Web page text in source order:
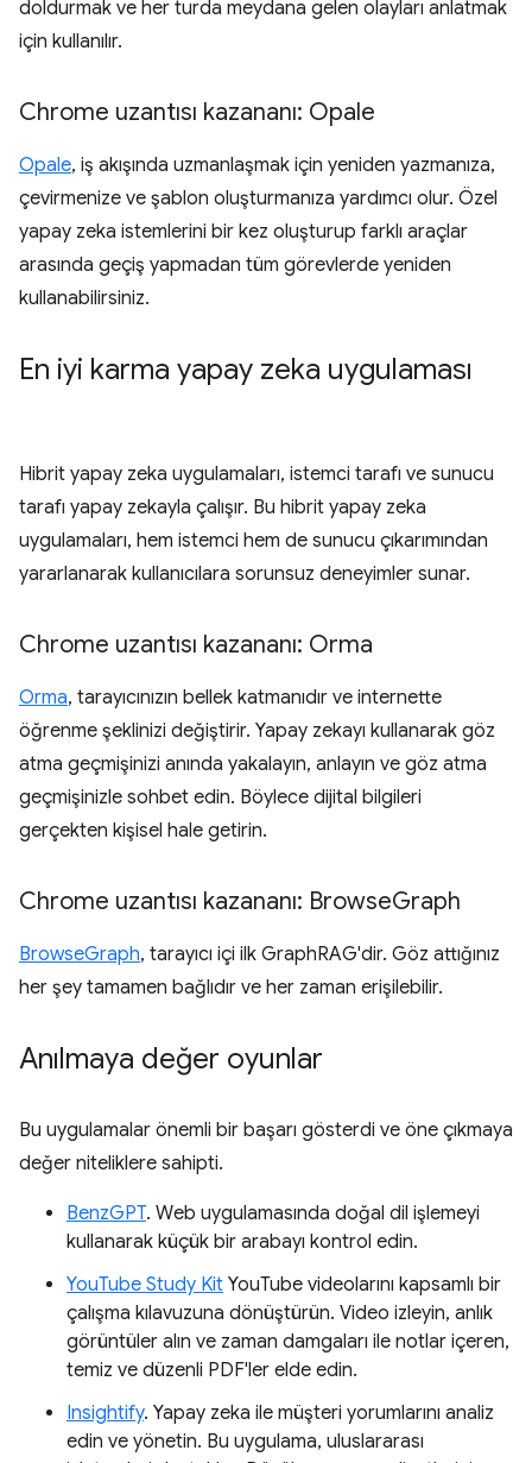
doldurmak ve her turda meydana gelen olayları anlatmak
için kullanılır.
Chrome uzantısı kazananı: Opale
Opale, iş akışında uzmanlaşmak için yeniden yazmanıza,
çevirmenize ve şablon oluşturmanıza yardımcı olur. Özel
yapay zeka istemlerini bir kez oluşturup farklı araçlar
arasında geçiş yapmadan tüm görevlerde yeniden
kullanabilirsiniz.
En iyi karma yapay zeka uygulaması
Hibrit yapay zeka uygulamaları, istemci tarafı ve sunucu
tarafı yapay zekayla çalışır. Bu hibrit yapay zeka
uygulamaları, hem istemci hem de sunucu çıkarımından
yararlanarak kullanıcılara sorunsuz deneyimler sunar.
Chrome uzantısı kazananı: Orma
Orma, tarayıcınızın bellek katmanıdır ve internette
öğrenme şeklinizi değiştirir. Yapay zekayı kullanarak göz
atma geçmişinizi anında yakalayın, anlayın ve göz atma
geçmişinizle sohbet edin. Böylece dijital bilgileri
gerçekten kişisel hale getirin.
Chrome uzantısı kazananı: BrowseGraph
BrowseGraph, tarayıcı içi ilk GraphRAG'dir. Göz attığınız
her şey tamamen bağlıdır ve her zaman erişilebilir.
Anılmaya değer oyunlar
Bu uygulamalar önemli bir başarı gösterdi ve öne çıkmaya
değer niteliklere sahipti.
BenzGPT. Web uygulamasında doğal dil işlemeyi
kullanarak küçük bir arabayı kontrol edin.
YouTube Study Kit YouTube videolarını kapsamlı bir
çalışma kılavuzuna dönüştürün. Video izleyin, anlık
görüntüler alın ve zaman damgaları ile notlar içeren,
temiz ve düzenli PDF'ler elde edin.
Insightify. Yapay zeka ile müşteri yorumlarını analiz
edin ve yönetin. Bu uygulama, uluslararası